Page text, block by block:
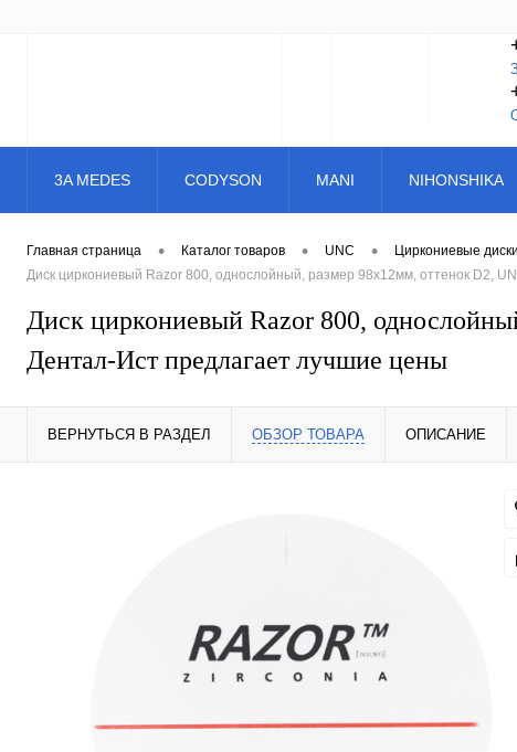
3A MEDES CODYSON MANI NIHONSHIKA
Главная страница • Каталог товаров • UNC • Циркониевые диски
Диск циркониевый Razor 800, однослойный, размер 98х12мм, оттенок D2,
Диск циркониевый Razor 800,
Дентал-Ист предлагает лучшие цены
ВЕРНУТЬСЯ В РАЗДЕЛ ОБЗОР ТОВАРА ОПИСАНИЕ